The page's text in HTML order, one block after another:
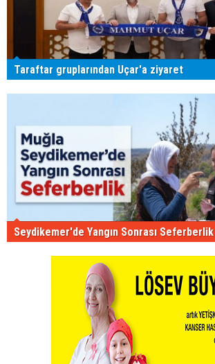
Taraftar gruplarından Uçar'a ziyaret
Seydikemer'de Yangın Sonrası Seferberlik